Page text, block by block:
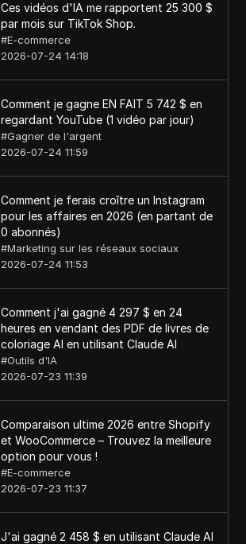
Ces vidéos d'IA me rapportent 25 300 $
par mois sur TikTok Shop.
#E-commerce
2026-07-24 14:18
Comment je gagne EN FAIT 5 742 $ en
regardant YouTube (1 vidéo par jour)
#Gagner de l'argent
2026-07-24 11:59
Comment je ferais croître un Instagram
pour les affaires en 2026 (en partant de
0 abonnés)
#Marketing sur les réseaux sociaux
2026-07-24 11:53
Comment j'ai gagné 4 297 $ en 24
heures en vendant des PDF de livres de
coloriage AI en utilisant Claude AI
#Outils d'IA
2026-07-23 11:39
Comparaison ultime 2026 entre Shopify
et WooCommerce – Trouvez la meilleure
option pour vous !
#E-commerce
2026-07-23 11:37
J'ai gagné 2 458 $ en utilisant Claude AI